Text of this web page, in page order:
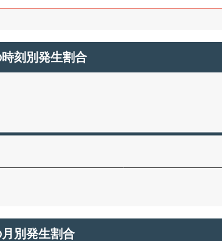
刻別発生割合
別発生割合